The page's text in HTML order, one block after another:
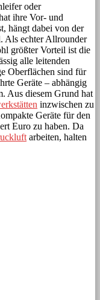
oder
ihre Vor- und
hängt dabei von der
Als echter Allrounder
größter Vorteil ist die
alle leitenden
Oberflächen sind für
Geräte – abhängig
Aus diesem Grund hat
inzwischen zu
Geräte für den
Euro zu haben. Da
arbeiten, halten